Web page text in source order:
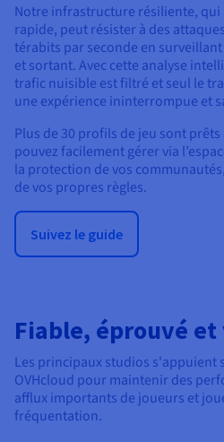
Notre infrastructure résiliente,
rapide, peut résister à des
térabits par seconde en
et sortant. Avec cette analyse
trafic nuisible est filtré et seul le
une expérience ininterrompue et
Plus de 30 profils de jeu sont
pouvez facilement gérer via
la protection de vos
de vos propres règles.
Suivez le guide
Fiable, éprouvé et
Les principaux studios
OVHcloud pour maintenir des
afflux importants de joueurs et
fréquentation.